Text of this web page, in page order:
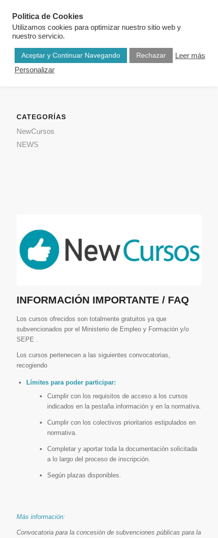
CATEGORÍAS
NewCursos
NEWS
INFORMACIÓN IMPORTANTE / FAQ
Los cursos ofrecidos son totalmente gratuitos ya que
subvencionados por el Ministerio de Empleo y Formación y/o
SEPE .
Los cursos pertenecen a las siguientes convocatorias,
recogiendo
Límites para poder participar:
Cumplir con los requisitos de acceso a los cursos
indicados en la pestaña información y en la normativa.
Cumplir con los colectivos prioritarios estipulados en
normativa.
Completar y aportar toda la documentación solicitada
a lo largo del proceso de inscripción.
Según plazas disponibles.
Más información:
Convocatoria para la concesión de subvenciones públicas para la
Politica de Cookies
Utilizamos cookies para optimizar nuestro sitio web y
nuestro servicio.
Aceptar y Continuar Navegando Rechazar
Leer más
Personalizar